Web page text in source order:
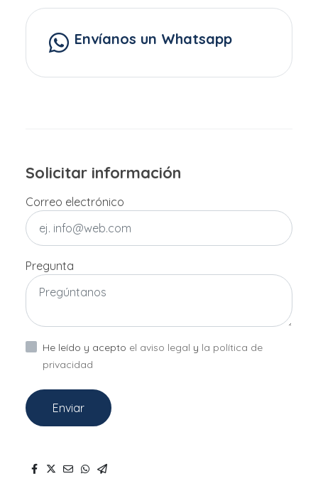
Envíanos un Whatsapp
Solicitar información
Correo electrónico
Pregunta
He leído y acepto el aviso legal y la política de
privacidad
Enviar